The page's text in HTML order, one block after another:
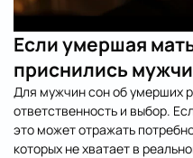
Если умершая
приснились
Для мужчин сон об умерших
ответственность и выбор.
это может отражать
которых не хватает в